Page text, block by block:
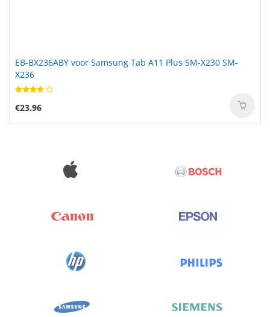
EB-BX236ABY voor Samsung Tab A11 Plus SM-X230 SM-
X236
€23.96
KV690 voor Dell Precision 5680
€77.99